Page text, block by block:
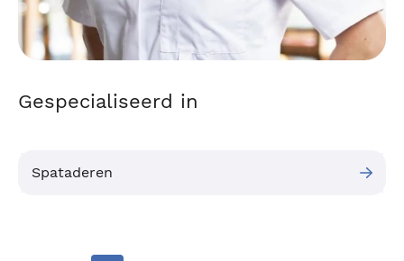
Gespecialiseerd in
Spataderen